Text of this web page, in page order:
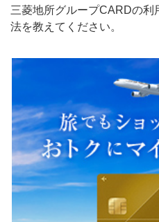
三菱地所グループCARDの
法を教えてください。